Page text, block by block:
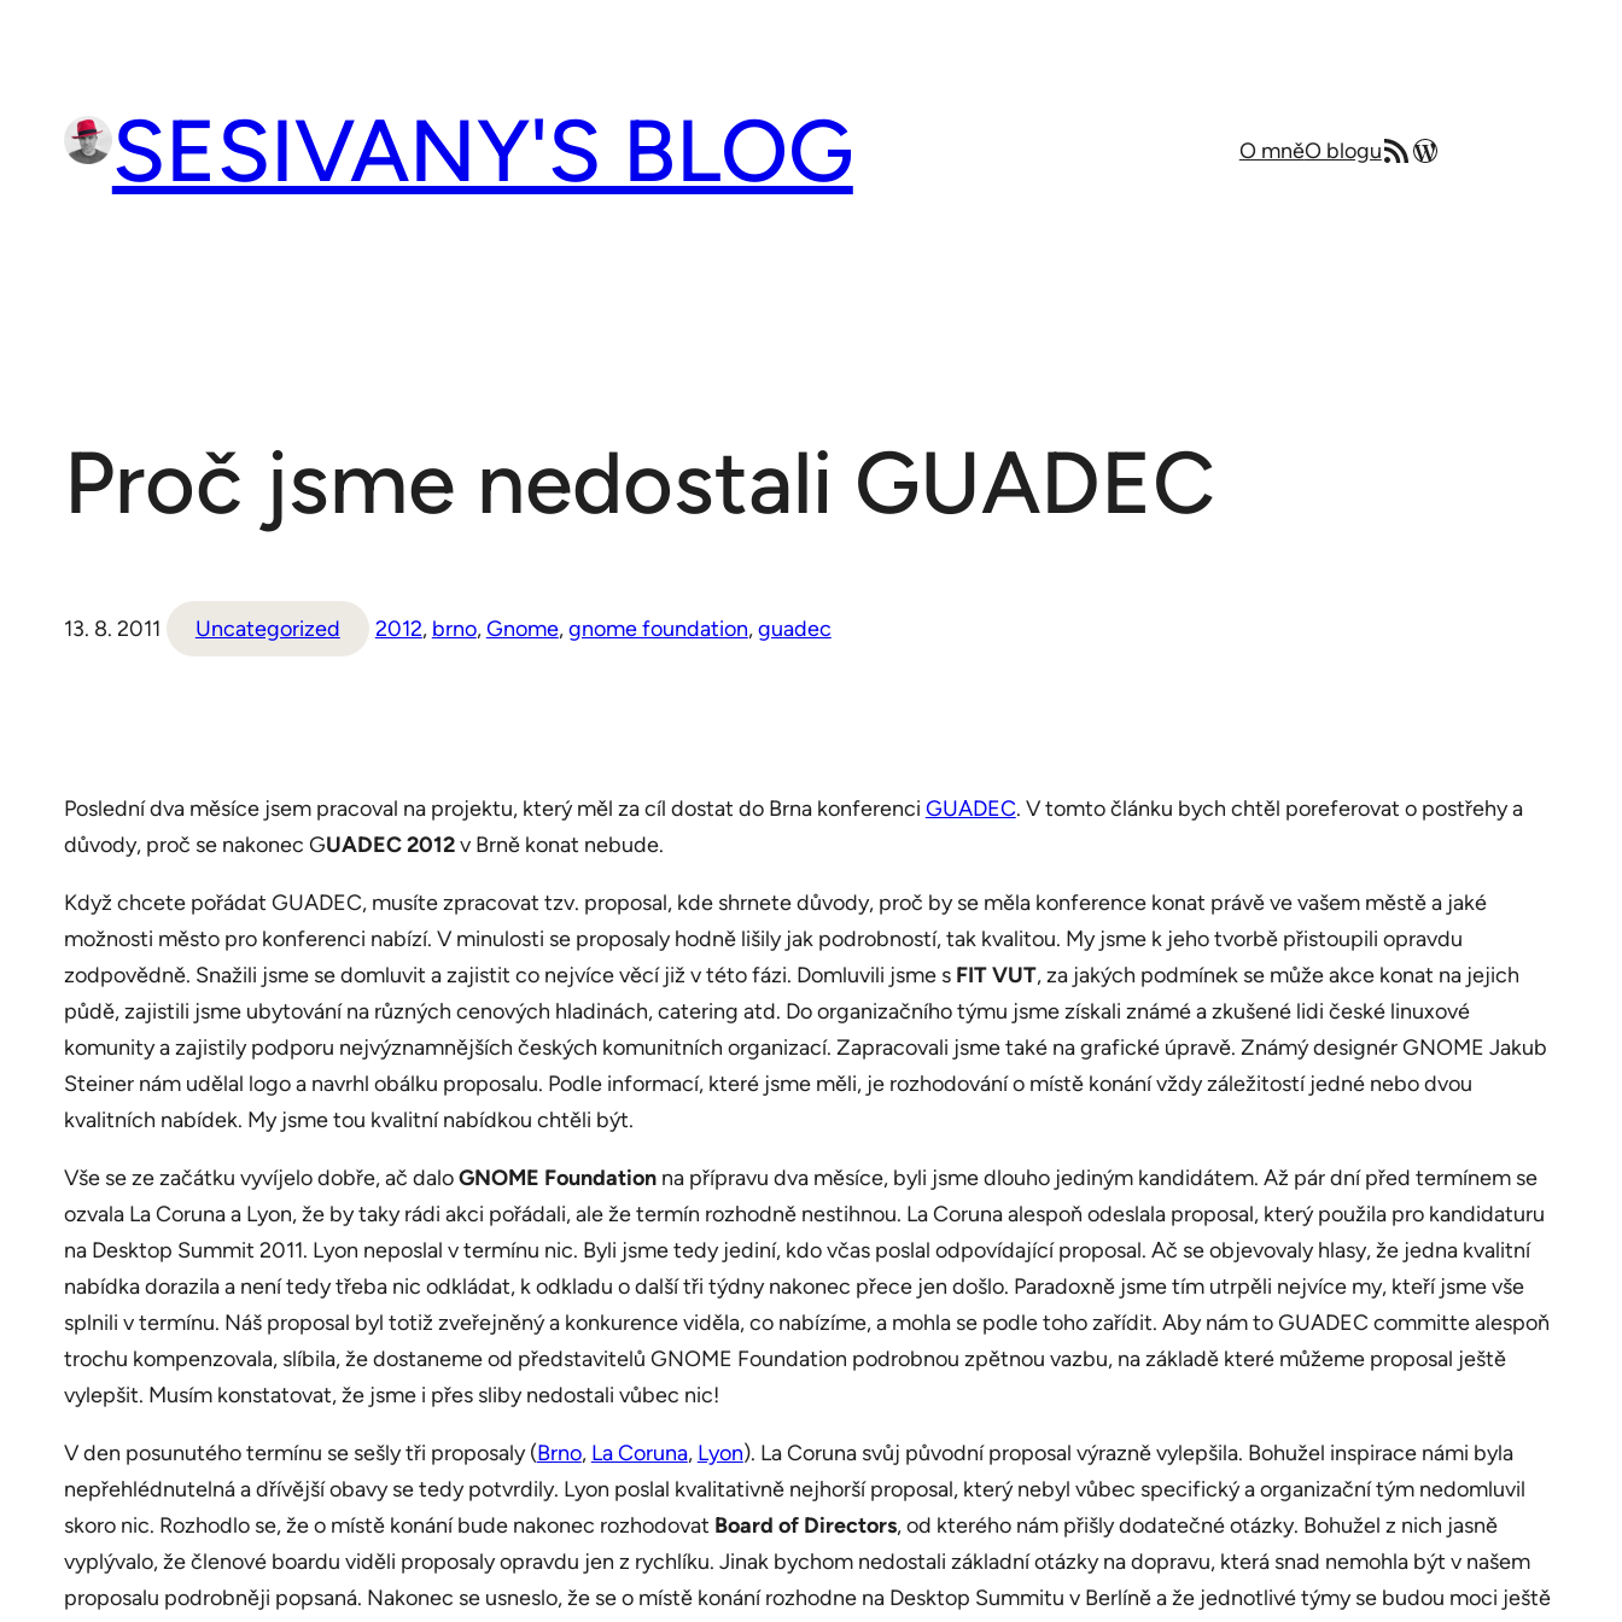
SESIVANY'S BLOG O mněO bloguRSS zdrojMůj blog v angličtině
Proč jsme nedostali GUADEC
13. 8. 2011 Uncategorized 2012, brno, Gnome, gnome foundation, guadec
Poslední dva měsíce jsem pracoval na projektu, který měl za cíl dostat do Brna konferenci GUADEC. V tomto článku bych chtěl poreferovat o postřehy a
důvody, proč se nakonec GUADEC 2012v Brně konat nebude.
Když chcete pořádat GUADEC, musíte zpracovat tzv. proposal, kde shrnete důvody, proč by se měla konference konat právě ve vašem městě a jaké
možnosti město pro konferenci nabízí. V minulosti se proposaly hodně lišily jak podrobností, tak kvalitou. My jsme k jeho tvorbě přistoupili opravdu
zodpovědně. Snažili jsme se domluvit a zajistit co nejvíce věcí již v této fázi. Domluvili jsme s FIT VUT, za jakých podmínek se může akce konat na jejich
půdě, zajistili jsme ubytování na různých cenových hladinách, catering atd. Do organizačního týmu jsme získali známé a zkušené lidi české linuxové
komunity a zajistily podporu nejvýznamnějších českých komunitních organizací. Zapracovali jsme také na grafické úpravě. Známý designér GNOME Jakub
Steiner nám udělal logo a navrhl obálku proposalu. Podle informací, které jsme měli, je rozhodování o místě konání vždy záležitostí jedné nebo dvou
kvalitních nabídek. My jsme tou kvalitní nabídkou chtěli být.
Vše se ze začátku vyvíjelo dobře, ač daloGNOME Foundationna přípravu dva měsíce, byli jsme dlouho jediným kandidátem. Až pár dní před termínem se
ozvala La Coruna a Lyon, že by taky rádi akci pořádali, ale že termín rozhodně nestihnou. La Coruna alespoň odeslala proposal, který použila pro kandidaturu
na Desktop Summit 2011. Lyon neposlal v termínu nic. Byli jsme tedy jediní, kdo včas poslal odpovídající proposal. Ač se objevovaly hlasy, že jedna kvalitní
nabídka dorazila a není tedy třeba nic odkládat, k odkladu o další tři týdny nakonec přece jen došlo. Paradoxně jsme tím utrpěli nejvíce my, kteří jsme vše
splnili v termínu. Náš proposal byl totiž zveřejněný a konkurence viděla, co nabízíme, a mohla se podle toho zařídit. Aby nám to GUADEC committe alespoň
trochu kompenzovala, slíbila, že dostaneme od představitelů GNOME Foundation podrobnou zpětnou vazbu, na základě které můžeme proposal ještě
vylepšit. Musím konstatovat, že jsme i přes sliby nedostali vůbec nic!
V den posunutého termínu se sešly tři proposaly (Brno, La Coruna, Lyon). La Coruna svůj původní proposal výrazně vylepšila. Bohužel inspirace námi byla
nepřehlédnutelná a dřívější obavy se tedy potvrdily. Lyon poslal kvalitativně nejhorší proposal, který nebyl vůbec specifický a organizační tým nedomluvil
skoro nic. Rozhodlo se, že o místě konání bude nakonec rozhodovat Board of Directors, od kterého nám přišly dodatečné otázky. Bohužel z nich jasně
vyplývalo, že členové boardu viděli proposaly opravdu jen z rychlíku. Jinak bychom nedostali základní otázky na dopravu, která snad nemohla být v našem
proposalu podrobněji popsaná. Nakonec se usneslo, že se o místě konání rozhodne na Desktop Summitu v Berlíně a že jednotlivé týmy se budou moci ještě